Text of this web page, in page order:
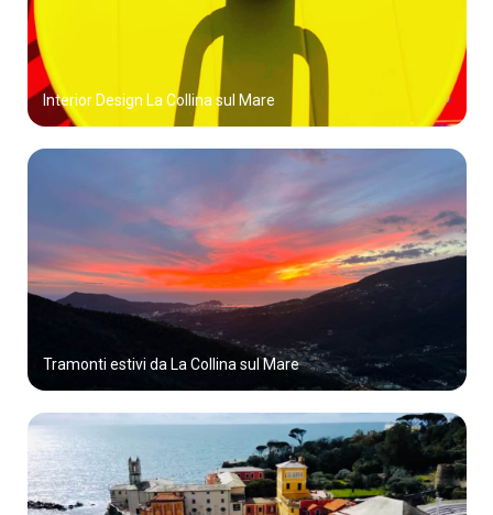
Interior Design La Collina sul Mare
Tramonti estivi da La Collina sul Mare